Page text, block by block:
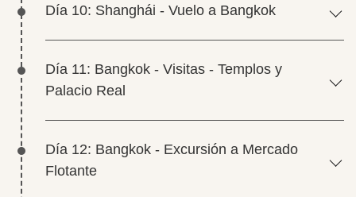
Día 10: Shanghái - Vuelo a Bangkok
Día 11: Bangkok - Visitas - Templos y
Palacio Real
Día 12: Bangkok - Excursión a Mercado
Flotante